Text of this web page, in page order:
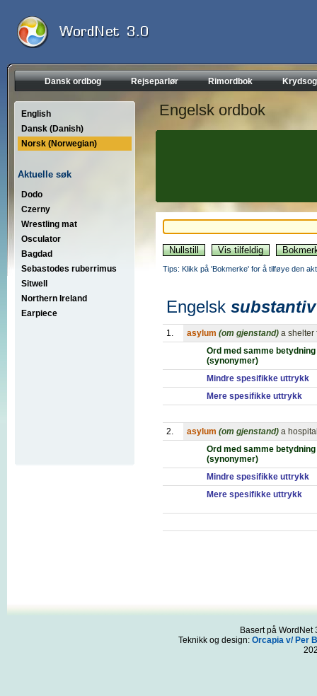
Dansk ordbog Rejseparlør Rimordbok
English
Dansk (Danish)
Norsk (Norwegian)
Aktuelle søk
Dodo
Czerny
Wrestling mat
Osculator
Bagdad
Sebastodes ruberrimus
Sitwell
Northern Ireland
Earpiece
Engelsk ordbok
Tips: Klikk på 'Bokmerke' for å tilføye den
Engelsk substantiv
1. asylum (om gjenstand) a shelter
Ord med samme betydning
(synonymer)
Mindre spesifikke uttrykk
Mere spesifikke uttrykk
2. asylum (om gjenstand) a
Ord med samme betydning
(synonymer)
Mindre spesifikke uttrykk
Mere spesifikke uttrykk
Basert på
Teknikk og design: Orcapia v/ Per